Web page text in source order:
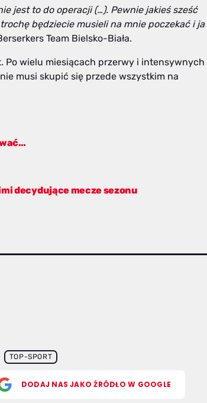
jest to do operacji (…). Pewnie jakieś sześć
będziecie musieli na mnie poczekać i ja
Team Bielsko-Biała.
Po wielu miesiącach przerwy i intensywnych
musi skupić się przede wszystkim na
decydujące mecze sezonu
TOP-SPORT
DODAJ NAS JAKO ŹRÓDŁO W GOOGLE